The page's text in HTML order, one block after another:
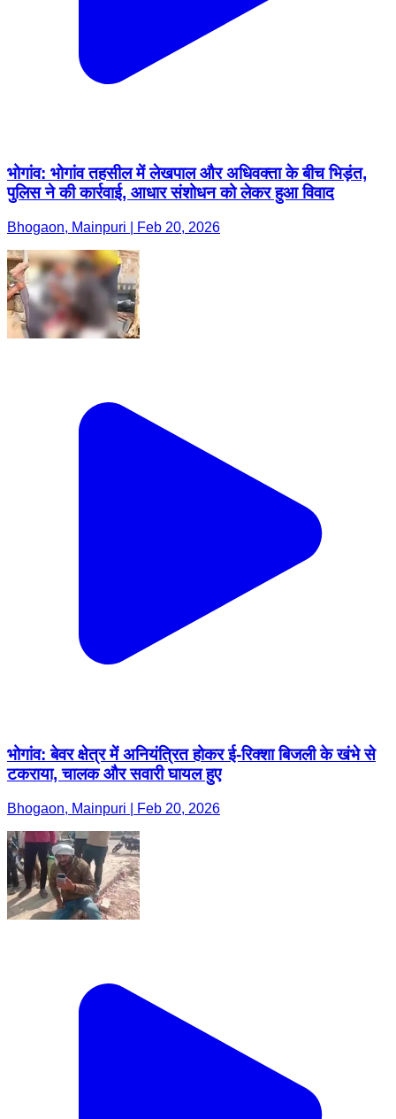
भोगांव: भोगांव तहसील में लेखपाल और अधिवक्ता के बीच भिड़ंत,
पुलिस ने की कार्रवाई, आधार संशोधन को लेकर हुआ विवाद
Bhogaon, Mainpuri | Feb 20, 2026
भोगांव: बेवर क्षेत्र में अनियंत्रित होकर ई-रिक्शा बिजली के खंभे से
टकराया, चालक और सवारी घायल हुए
Bhogaon, Mainpuri | Feb 20, 2026